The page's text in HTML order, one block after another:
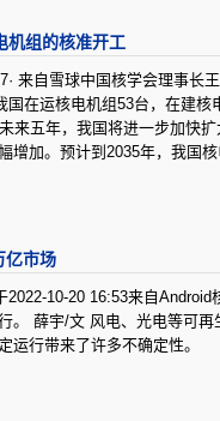
机组的核准开工
来自雪球中国核学会理事长
国在运核电机组53台，在建
来五年，我国将进一步加快
增加。预计到2035年，我国
亿市场
2022-10-20 16:53来自
。 薛宇/文 风电、光电等可
运行带来了许多不确定性。